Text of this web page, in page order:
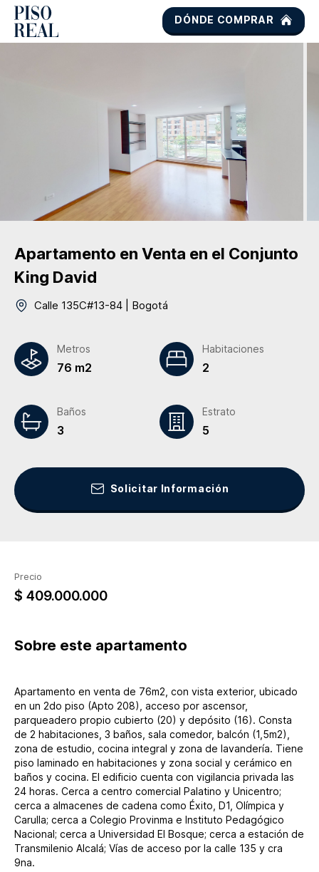
DÓNDE COMPRAR
Apartamento en Venta en el Conjunto
King David
Calle 135C#13-84 Bogotá
Metros
76 m2
Habitaciones
2
Baños
3
Estrato
5
Solicitar Información
Precio
$ 409.000.000
Sobre este apartamento
Apartamento en venta de 76m2, con vista exterior, ubicado
en un 2do piso (Apto 208), acceso por ascensor,
parqueadero propio cubierto (20) y depósito (16). Consta
de 2 habitaciones, 3 baños, sala comedor, balcón (1,5m2),
zona de estudio, cocina integral y zona de lavandería. Tiene
piso laminado en habitaciones y zona social y cerámico en
baños y cocina. El edificio cuenta con vigilancia privada las
24 horas. Cerca a centro comercial Palatino y Unicentro;
cerca a almacenes de cadena como Éxito, D1, Olímpica y
Carulla; cerca a Colegio Provinma e Instituto Pedagógico
Nacional; cerca a Universidad El Bosque; cerca a estación de
Transmilenio Alcalá; Vías de acceso por la calle 135 y cra
9na.